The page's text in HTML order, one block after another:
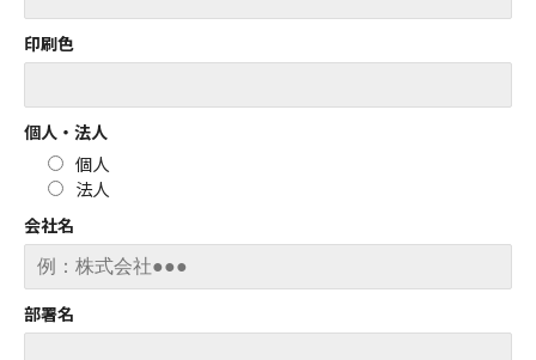
印刷色
個人・法人
個人
法人
会社名
部署名